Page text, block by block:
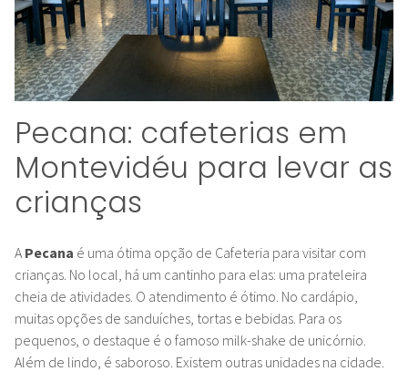
Pecana: cafeterias em
Montevidéu para levar as
crianças
A Pecana é uma ótima opção de Cafeteria para visitar com
crianças. No local, há um cantinho para elas: uma prateleira
cheia de atividades. O atendimento é ótimo. No cardápio,
muitas opções de sanduíches, tortas e bebidas. Para os
pequenos, o destaque é o famoso milk-shake de unicórnio.
Além de lindo, é saboroso. Existem outras unidades na cidade.